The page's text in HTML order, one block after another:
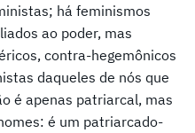
há feminismos
ao poder, mas
contra-hegemônicos
daqueles de nós que
é apenas patriarcal, mas
é um patriarcado-